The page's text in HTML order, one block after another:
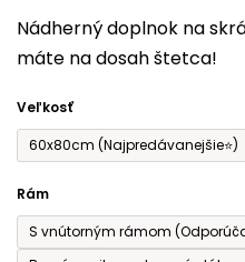
Nádherný doplnok na
máte na dosah štetca!
Veľkosť
60x80cm (Najpredávanejšie⭐)
Rám
S vnútorným rámom